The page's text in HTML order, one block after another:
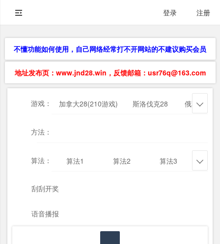
登录 注册
不懂功能如何使用，自己网络经常打不开网站的不建议购买会员
地址发布页：www.jnd28.win，反馈邮箱：usr76q@163.com
游戏： 加拿大28(210游戏) 斯洛伐克28 俄勒冈28

方法：
算法： 算法1 算法2 算法3 
刮刮开奖
语音播报